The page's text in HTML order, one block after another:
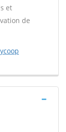
et
de